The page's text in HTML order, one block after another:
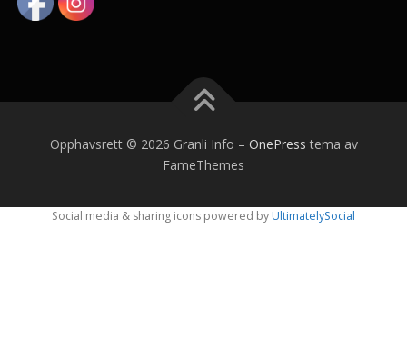
Opphavsrett © 2026 Granli Info – OnePress tema av
FameThemes
Social media & sharing icons powered byUltimatelySocial